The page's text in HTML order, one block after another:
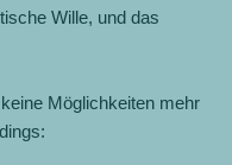
Wille, und das
Möglichkeiten mehr